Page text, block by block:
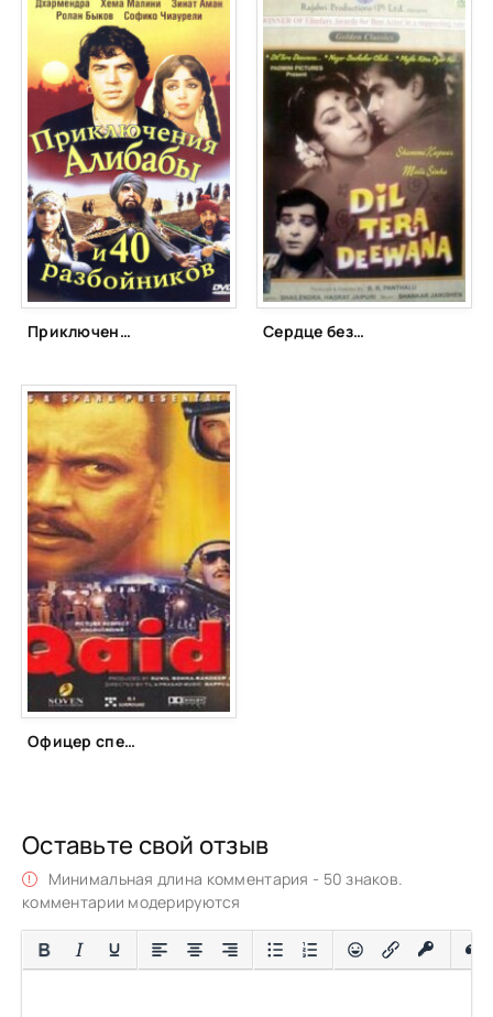
Приключения Али-Бабы и сорока разбойников (1980) Сердце безрассудно (1962)
Офицер спецназа (2002)
Оставьте свой отзыв
Минимальная длина комментария - 50 знаков.
комментарии модерируются